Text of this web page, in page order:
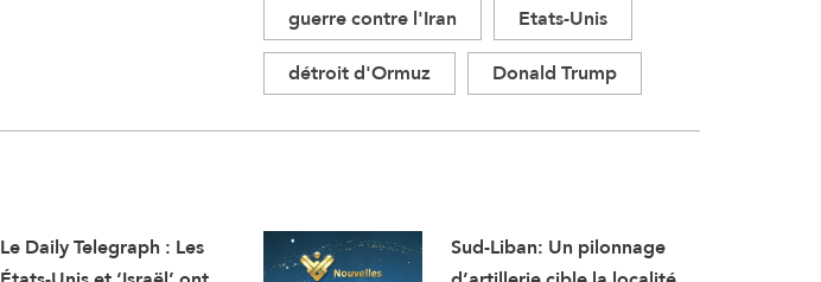
guerre contre l'Iran
Etats-Unis
détroit d'Ormuz
Donald Trump
Le Daily Telegraph : Les
Sud-Liban: Un pilonnage